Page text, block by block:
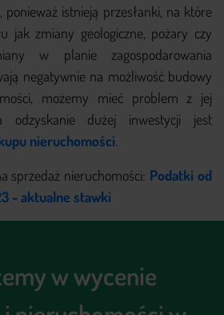
istnieją przesłanki, na które
jak zmiany geologiczne, pożary czy
w planie zagospodarowania
negatywnie na możliwość budowy
możemy mieć problem z jej
odzyskanie dużej inwestycji jest
nieruchomości.
sprzedaż nieruchomości: Podatki od
- aktualne stawki
w wycenie